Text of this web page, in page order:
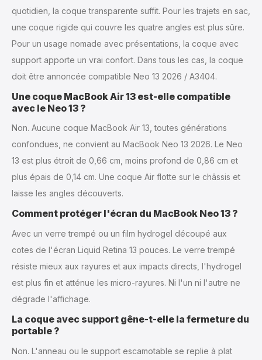
quotidien, la coque transparente suffit. Pour les trajets en sac,
une coque rigide qui couvre les quatre angles est plus sûre.
Pour un usage nomade avec présentations, la coque avec
support apporte un vrai confort. Dans tous les cas, la coque
doit être annoncée compatible Neo 13 2026 / A3404.
Une coque MacBook Air 13 est-elle compatible
avec le Neo 13 ?
Non. Aucune coque MacBook Air 13, toutes générations
confondues, ne convient au MacBook Neo 13 2026. Le Neo
13 est plus étroit de 0,66 cm, moins profond de 0,86 cm et
plus épais de 0,14 cm. Une coque Air flotte sur le châssis et
laisse les angles découverts.
Comment protéger l'écran du MacBook Neo 13 ?
Avec un verre trempé ou un film hydrogel découpé aux
cotes de l'écran Liquid Retina 13 pouces. Le verre trempé
résiste mieux aux rayures et aux impacts directs, l'hydrogel
est plus fin et atténue les micro-rayures. Ni l'un ni l'autre ne
dégrade l'affichage.
La coque avec support gêne-t-elle la fermeture du
portable ?
Non. L'anneau ou le support escamotable se replie à plat